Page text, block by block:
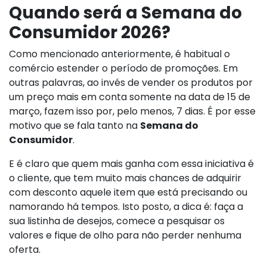
Quando será a Semana do
Consumidor 2026?
Como mencionado anteriormente, é habitual o
comércio estender o período de promoções. Em
outras palavras, ao invés de vender os produtos por
um preço mais em conta somente na data de 15 de
março, fazem isso por, pelo menos, 7 dias. É por esse
motivo que se fala tanto na Semana do
Consumidor.
E é claro que quem mais ganha com essa iniciativa é
o cliente, que tem muito mais chances de adquirir
com desconto aquele item que está precisando ou
namorando há tempos. Isto posto, a dica é: faça a
sua listinha de desejos, comece a pesquisar os
valores e fique de olho para não perder nenhuma
oferta.